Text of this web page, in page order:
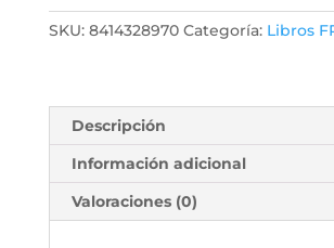
SKU: 8414328970 Categoría: Libros
Descripción
Información adicional
Valoraciones (0)